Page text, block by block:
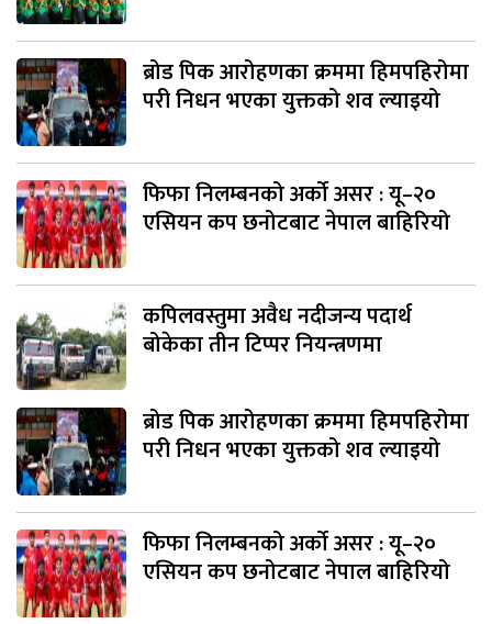
ब्रोड पिक आरोहणका क्रममा हिमपहिरोमा
परी निधन भएका युक्तको शव ल्याइयो
फिफा निलम्बनको अर्को असर : यू–२०
एसियन कप छनोटबाट नेपाल बाहिरियो
कपिलवस्तुमा अवैध नदीजन्य पदार्थ
बोकेका तीन टिप्पर नियन्त्रणमा
ब्रोड पिक आरोहणका क्रममा हिमपहिरोमा
परी निधन भएका युक्तको शव ल्याइयो
फिफा निलम्बनको अर्को असर : यू–२०
एसियन कप छनोटबाट नेपाल बाहिरियो